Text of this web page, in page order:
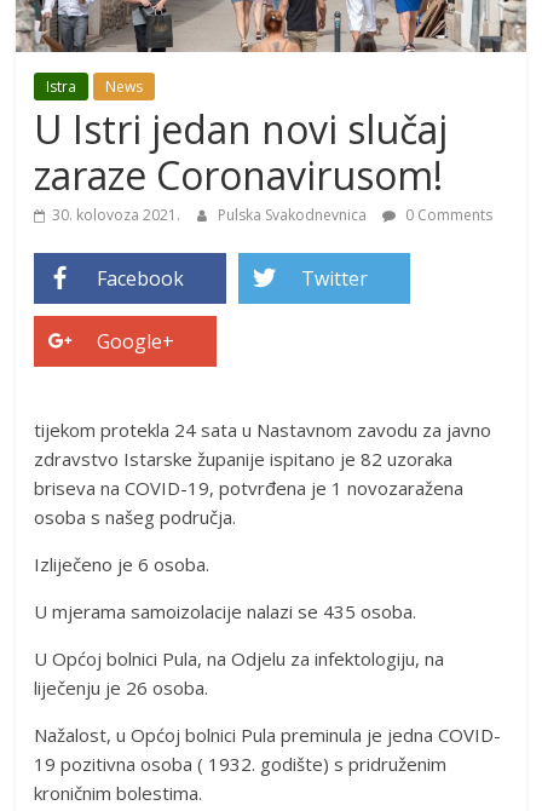
Istra News
U Istri jedan novi slučaj
zaraze Coronavirusom!
30. kolovoza 2021. Pulska Svakodnevnica 0 Comments
Facebook Twitter
Google+
tijekom protekla 24 sata u Nastavnom zavodu za javno
zdravstvo Istarske županije ispitano je 82 uzoraka
briseva na COVID-19, potvrđena je 1 novozaražena
osoba s našeg područja.
Izliječeno je 6 osoba.
U mjerama samoizolacije nalazi se 435 osoba.
U Općoj bolnici Pula, na Odjelu za infektologiju, na
liječenju je 26 osoba.
Nažalost, u Općoj bolnici Pula preminula je jedna COVID-
19 pozitivna osoba ( 1932. godište) s pridruženim
kroničnim bolestima.